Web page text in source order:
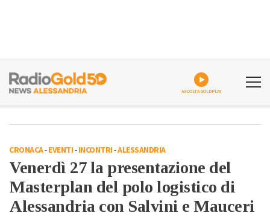
ASCOLTA GOLDPLAY
CRONACA-EVENTI-INCONTRI-ALESSANDRIA
Venerdì 27 la presentazione del
Masterplan del polo logistico di
Alessandria con Salvini e Mauceri